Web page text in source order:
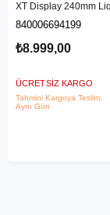
XT Display 240mm
Soğutucu Siyah CW-
840006694199
₺8.999,00
ÜCRETSIZ KARGO
Tahmini Kargoya Teslim:
Aynı Gün